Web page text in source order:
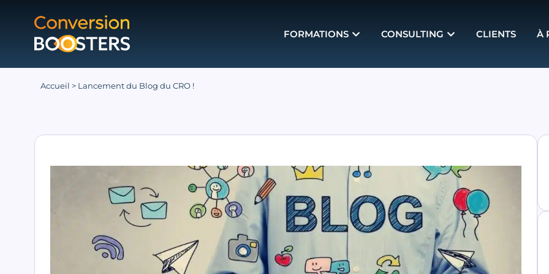
FORMATIONS CONSULTING CLIENTS À
Accueil > Lancement du Blog du CRO !